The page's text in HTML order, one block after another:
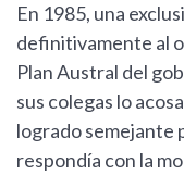
En 1985, una
definitivamente al
Plan Austral del
sus colegas lo
logrado semejante
respondía con la